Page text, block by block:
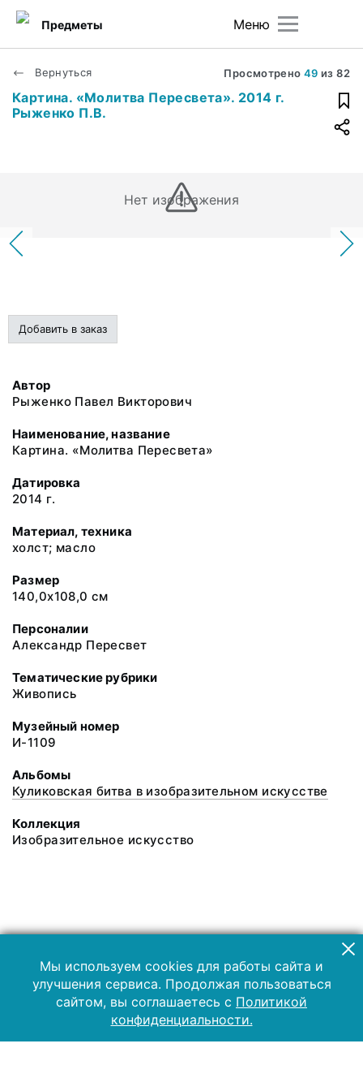
Меню
Предметы
Вернуться Просмотрено 49 из82
Картина. «Молитва Пересвета». 2014 г.
Рыженко П.В.
Нет изображения
Добавить в заказ
Автор
Рыженко Павел Викторович
Наименование, название
Картина. «Молитва Пересвета»
Датировка
2014 г.
Материал, техника
холст; масло
Размер
140,0х108,0 см
Персоналии
Александр Пересвет
Тематические рубрики
Живопись
Музейный номер
И-1109
Альбомы
Куликовская битва в изобразительном искусстве
Коллекция
Изобразительное искусство
Мы используем cookies для работы сайта и
улучшения сервиса. Продолжая пользоваться
сайтом, вы соглашаетесь с Политикой
конфиденциальности.